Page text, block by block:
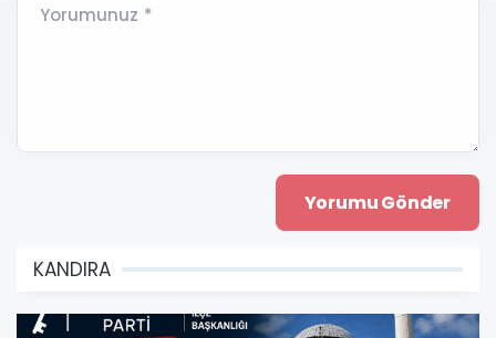
Yorumunuz *
KANDIRA